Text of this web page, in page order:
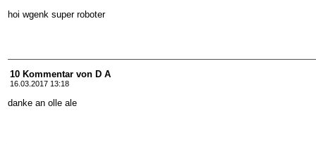
hoi wgenk super roboter
10 Kommentar von D A
16.03.2017 13:18
danke an olle ale